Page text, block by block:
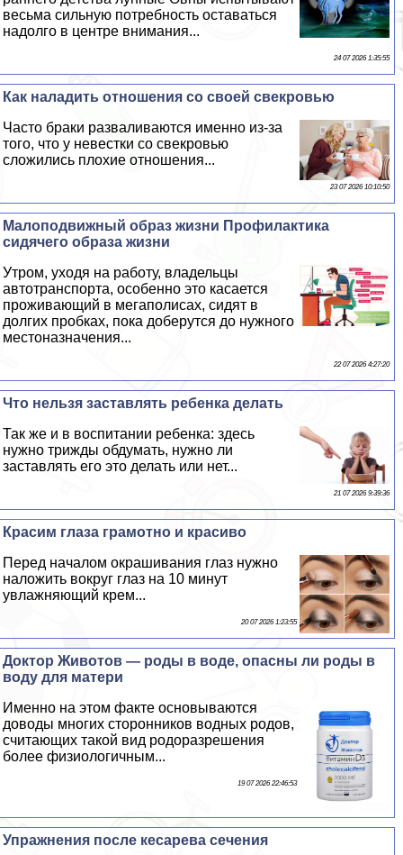
весьма сильную потребность оставаться
надолго в центре внимания...
24 07 2026 1:35:55
Как наладить отношения со своей свекровью
Часто бpaки разваливаются именно из-за
того, что у невестки со свекровью
сложились плохие отношения...
23 07 2026 10:10:50
Малоподвижный образ жизни Профилактика
сидячего образа жизни
Утром, уходя на работу, владельцы
автотрaнcпорта, особенно это касается
проживающий в мегаполисах, сидят в
долгих пробках, пока доберутся до нужного
местоназначения...
22 07 2026 4:27:20
Что нельзя заставлять ребенка делать
Так же и в воспитании ребенка: здесь
нужно трижды обдумать, нужно ли
заставлять его это делать или нет...
21 07 2026 9:39:36
Красим глаза грамотно и красиво
Перед началом окрашивания глаз нужно
наложить вокруг глаз на 10 минут
увлажняющий крем...
20 07 2026 1:23:55
Доктор Животов — роды в воде, опасны ли роды в
воду для матери
Именно на этом факте основываются
доводы многих сторонников водных родов,
считающих такой вид родоразрешения
более физиологичным...
19 07 2026 22:46:53
Упражнения после кесарева сечения